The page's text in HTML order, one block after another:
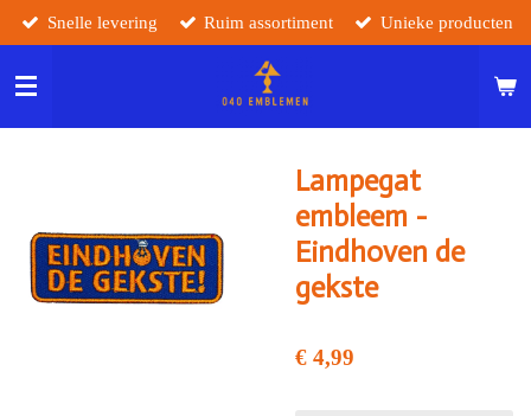
Ga
direct
naar
de
hoofdinhoud
Snelle levering Ruim assortiment Unieke producten
Lampegat
embleem -
Eindhoven de
gekste
€ 4,99